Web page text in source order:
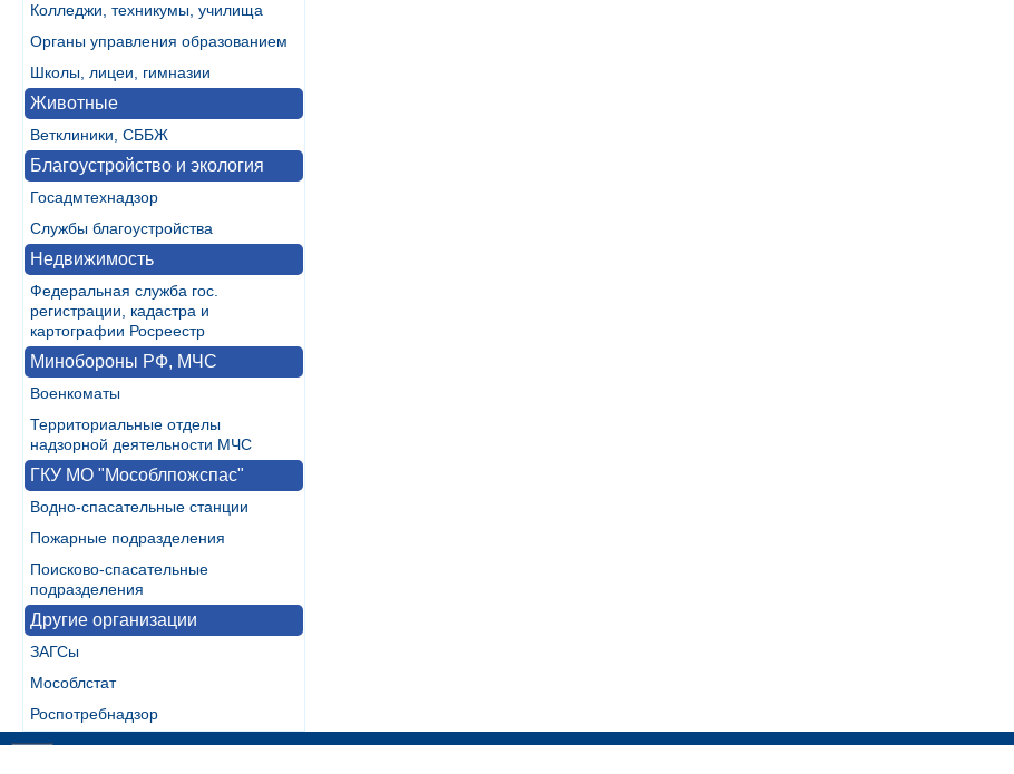
Колледжи, техникумы, училища
Органы управления образованием
Школы, лицеи, гимназии
Животные
Ветклиники, СББЖ
Благоустройство и экология
Госадмтехнадзор
Службы благоустройства
Недвижимость
Федеральная служба гос.
регистрации, кадастра и
картографии Росреестр
Минобороны РФ, МЧС
Военкоматы
Территориальные отделы
надзорной деятельности МЧС
ГКУ МО "Мособлпожспас"
Водно-спасательные станции
Пожарные подразделения
Поисково-спасательные
подразделения
Другие организации
ЗАГСы
Мособлстат
Роспотребнадзор